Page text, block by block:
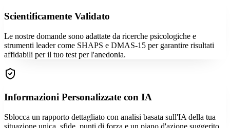
Scientificamente Validato
Le nostre domande sono adattate da ricerche psicologiche e
strumenti leader come SHAPS e DMAS-15 per garantire risultati
affidabili per il tuo test per l'anedonia.
Informazioni Personalizzate con IA
Sblocca un rapporto dettagliato con analisi basata sull'IA della tua
situazione unica, sfide, punti di forza e un piano d'azione suggerito.